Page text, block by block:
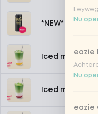
*NEW* Coca-
Iced matcha
Iced matcha
Leyweg
Nu
eazie
Nu
eazie